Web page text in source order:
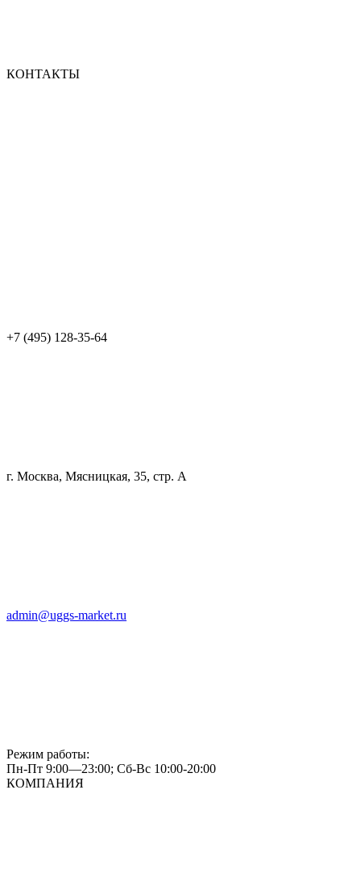
КОНТАКТЫ
+7 (495) 128-35-64
г. Москва, Мясницкая, 35, стр. А
admin@uggs-market.ru
Режим работы:
Пн-Пт 9:00—23:00; Сб-Вс 10:00-20:00
КОМПАНИЯ